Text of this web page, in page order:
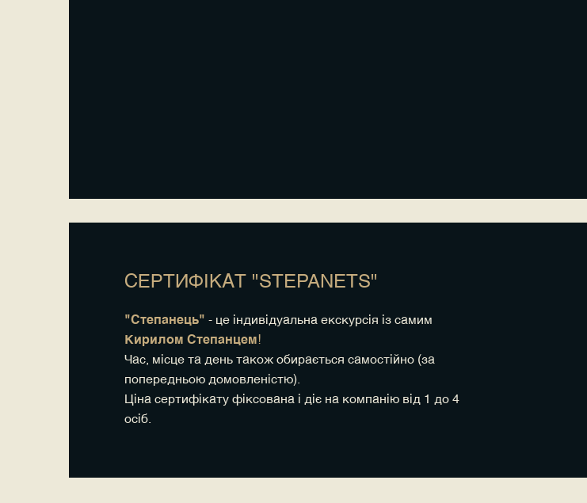
СЕРТИФІКАТ "STEPANETS"
"Cтепанець" - це індивідуальна екскурсія із самим
Кирилом Степанцем!
Час, місце та день також обирається самостійно (за
попередньою домовленістю).
Ціна сертифікату фіксована і діє на компанію від 1 до 4
осіб.